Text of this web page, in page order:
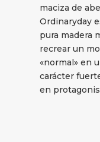
maciza de
Ordinaryday
pura madera
recrear un
«normal» en
carácter
en